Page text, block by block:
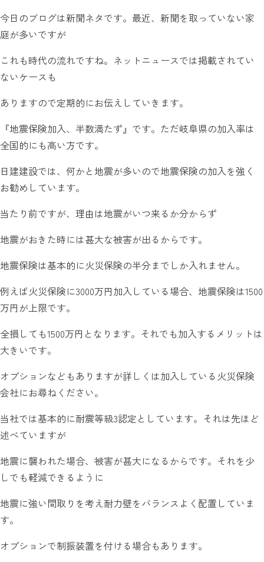
今日のブログは新聞ネタです。最近、新聞を取っていない家
庭が多いですが
これも時代の流れですね。ネットニュースでは掲載されてい
ないケースも
ありますので定期的にお伝えしていきます。
『地震保険加入、半数満たず』です。ただ岐阜県の加入率は
全国的にも高い方です。
日建建設では、何かと地震が多いので地震保険の加入を強く
お勧めしています。
当たり前ですが、理由は地震がいつ来るか分からず
地震がおきた時には甚大な被害が出るからです。
地震保険は基本的に火災保険の半分までしか入れません。
例えば火災保険に3000万円加入している場合、地震保険は1500
万円が上限です。
全損しても1500万円となります。それでも加入するメリットは
大きいです。
オプションなどもありますが詳しくは加入している火災保険
会社にお尋ねください。
当社では基本的に耐震等級3認定としています。それは先ほど
述べていますが
地震に襲われた場合、被害が甚大になるからです。それを少
しでも軽減できるように
地震に強い間取りを考え耐力壁をバランスよく配置していま
す。
オプションで制振装置を付ける場合もあります。